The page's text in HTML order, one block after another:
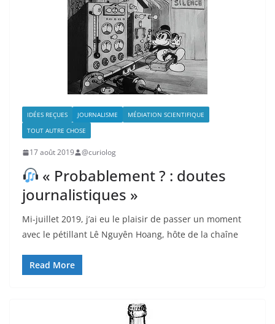
IDÉES REÇUES JOURNALISME
MÉDIATION SCIENTIFIQUE
TOUT AUTRE CHOSE
17 août 2019 @curiolog
« Probablement ? : doutes
journalistiques »
Mi-juillet 2019, j’ai eu le plaisir de passer un moment
avec le pétillant Lê Nguyên Hoang, hôte de la chaîne
Read More